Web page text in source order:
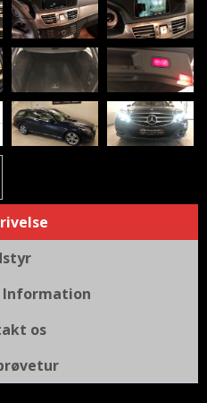
Information
os